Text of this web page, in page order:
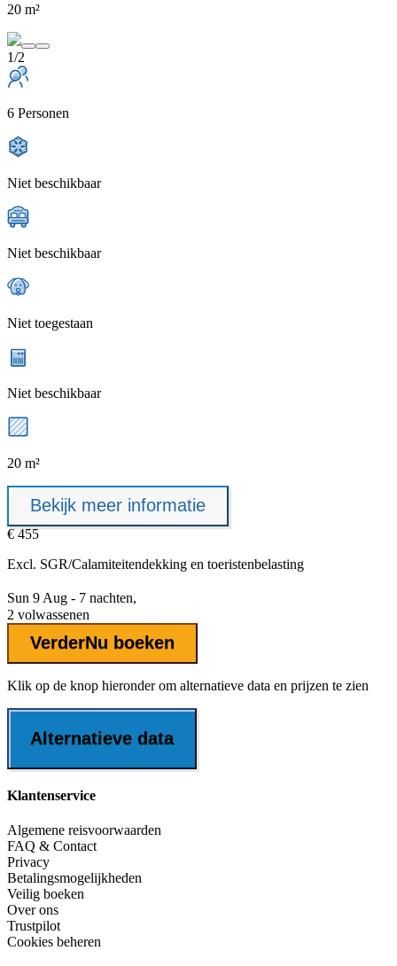
20 m²
1/2
6 Personen
Niet beschikbaar
Niet beschikbaar
Niet toegestaan
Niet beschikbaar
20 m²
Bekijk meer informatie
€ 455
Excl. SGR/Calamiteitendekking en toeristenbelasting
Sun 9 Aug - 7 nachten,
2 volwassenen
VerderNu boeken
Klik op de knop hieronder om alternatieve data en prijzen te zien
Alternatieve data
Klantenservice
Algemene reisvoorwaarden
FAQ & Contact
Privacy
Betalingsmogelijkheden
Veilig boeken
Over ons
Trustpilot
Cookies beheren